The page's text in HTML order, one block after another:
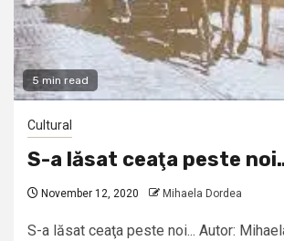
5 min read
Cultural
S-a lăsat ceaţa peste
November 12, 2020 Mihaela Dordea
S-a lăsat ceaţa peste noi... Autor: